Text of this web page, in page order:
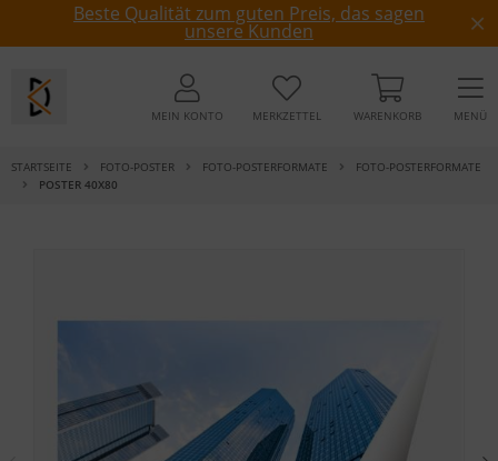
Beste Qualität zum guten Preis, das sagen
unsere Kunden
MEIN KONTO MERKZETTEL WARENKORB MENÜ
STARTSEITE FOTO-POSTER FOTO-POSTERFORMATE
FOTO-POSTERFORMATE
POSTER 40X80